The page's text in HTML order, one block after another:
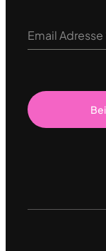
Email Adresse